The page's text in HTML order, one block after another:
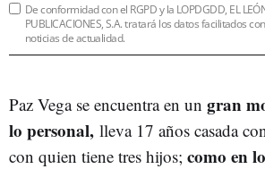
De conformidad con el RGPD y la LOPDGDD, EL
PUBLICACIONES, S.A. tratará los datos facilitados
noticias de actualidad.
Paz Vega se encuentra en un gran
lo personal, lleva 17 años casada
con quien tiene tres hijos; como en